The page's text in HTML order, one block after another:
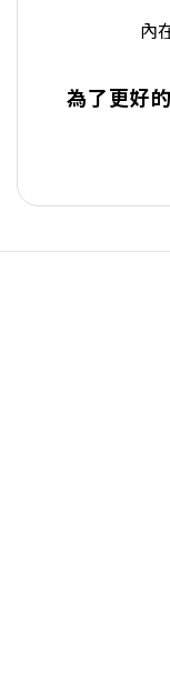
內
為了更好